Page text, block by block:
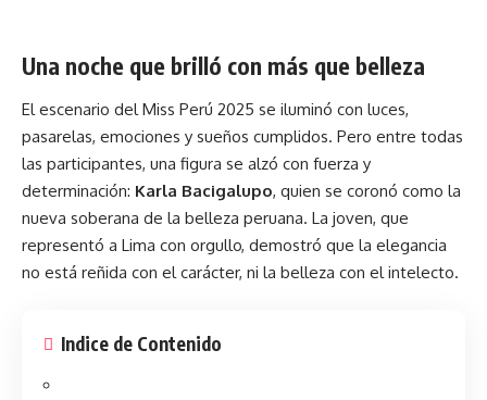
Una noche que brilló con más que belleza
El escenario del Miss Perú 2025 se iluminó con luces,
pasarelas, emociones y sueños cumplidos. Pero entre todas
las participantes, una figura se alzó con fuerza y
determinación: Karla Bacigalupo, quien se coronó como la
nueva soberana de la belleza peruana. La joven, que
representó a Lima con orgullo, demostró que la elegancia
no está reñida con el carácter, ni la belleza con el intelecto.
Indice de Contenido